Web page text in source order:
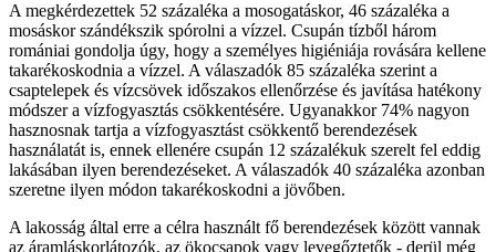
A megkérdezettek 52 százaléka a mosogatáskor, 46 százaléka a
mosáskor szándékszik spórolni a vízzel. Csupán tízből három
romániai gondolja úgy, hogy a személyes higiéniája rovására kellene
takarékoskodnia a vízzel. A válaszadók 85 százaléka szerint a
csaptelepek és vízcsövek időszakos ellenőrzése és javítása hatékony
módszer a vízfogyasztás csökkentésére. Ugyanakkor 74% nagyon
hasznosnak tartja a vízfogyasztást csökkentő berendezések
használatát is, ennek ellenére csupán 12 százalékuk szerelt fel eddig
lakásában ilyen berendezéseket. A válaszadók 40 százaléka azonban
szeretne ilyen módon takarékoskodni a jövőben.
A lakosság által erre a célra használt fő berendezések között vannak
az áramláskorlátozók, az ökocsapok vagy levegőztetők - derül még